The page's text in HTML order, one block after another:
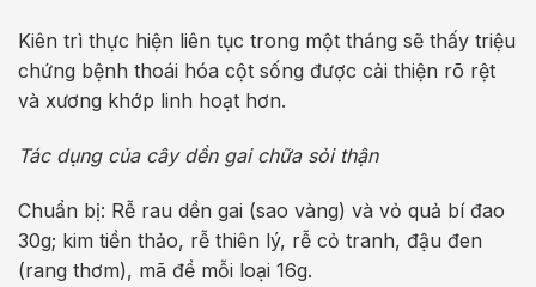
Kiên trì thực hiện liên tục trong một tháng sẽ thấy triệu
chứng bệnh thoái hóa cột sống được cải thiện rõ rệt
và xương khớp linh hoạt hơn.
Tác dụng của cây dền gai chữa sỏi thận
Chuẩn bị: Rễ rau dền gai (sao vàng) và vỏ quả bí đao
30g; kim tiền thảo, rễ thiên lý, rễ cỏ tranh, đậu đen
(rang thơm), mã đề mỗi loại 16g.